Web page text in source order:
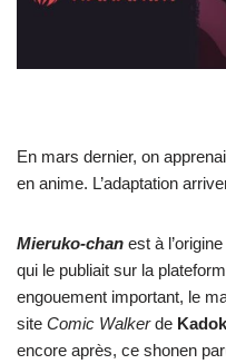
En mars dernier, on
en anime. L’adaptation
Mieruko-chan est à
qui le publiait sur la
engouement important, le
site Comic Walkerde
encore après, ce shonen